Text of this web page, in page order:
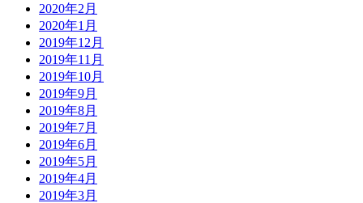
2020年2月
2020年1月
2019年12月
2019年11月
2019年10月
2019年9月
2019年8月
2019年7月
2019年6月
2019年5月
2019年4月
2019年3月